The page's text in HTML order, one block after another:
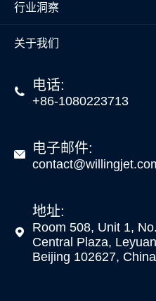
行业洞察
关于我们
 电话:
+86-1080223713
 电子邮件:

地址:
Room 508, Unit 1,
Central Plaza,
Beijing 102627,